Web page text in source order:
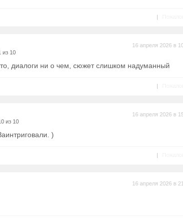
|
из 10
16 апреля 2026 в
диалоги ни о чем, сюжет слишком надуманный
|
из 10
16 апреля 2026 в
)
|
16 апреля 2026 в